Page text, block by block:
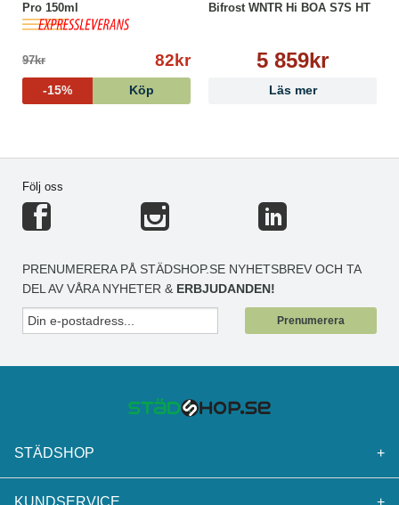
Pro 150ml
97kr 82kr
-15% Köp
Bifrost WNTR Hi BOA S7S HT
5 859kr
Läs mer
Följ oss
PRENUMERERA PÅ STÄDSHOP.SE NYHETSBREV OCH TA
DEL AV VÅRA NYHETER & ERBJUDANDEN!
Prenumerera
STÄDSHOP +